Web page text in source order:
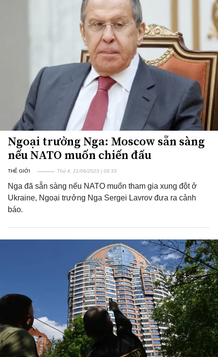
Ngoại trưởng Nga: Moscow sẵn sàng
nếu NATO muốn chiến đấu
THẾ GIỚI Thứ 4, 21/06/2023 | 09:33
Nga đã sẵn sàng nếu NATO muốn tham gia xung đột ở
Ukraine, Ngoại trưởng Nga Sergei Lavrov đưa ra cảnh
báo.